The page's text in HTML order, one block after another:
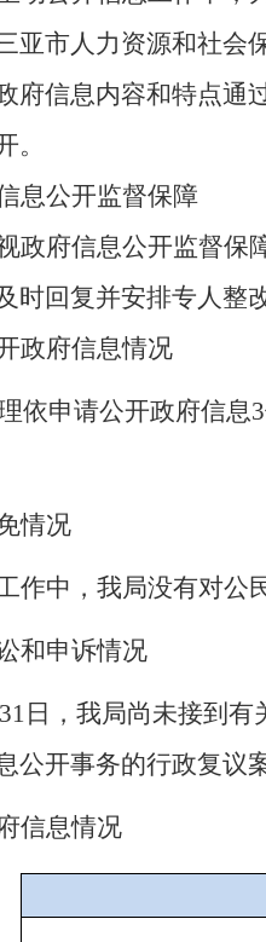
亚市人力资源和社会
府信息内容和特点通
。
息公开监督保障
政府信息公开监督保
时回复并安排专人整
政府信息情况
依申请公开政府信息
情况
作中，我局没有对公
和申诉情况
日，我局尚未接到
公开事务的行政复议
信息情况